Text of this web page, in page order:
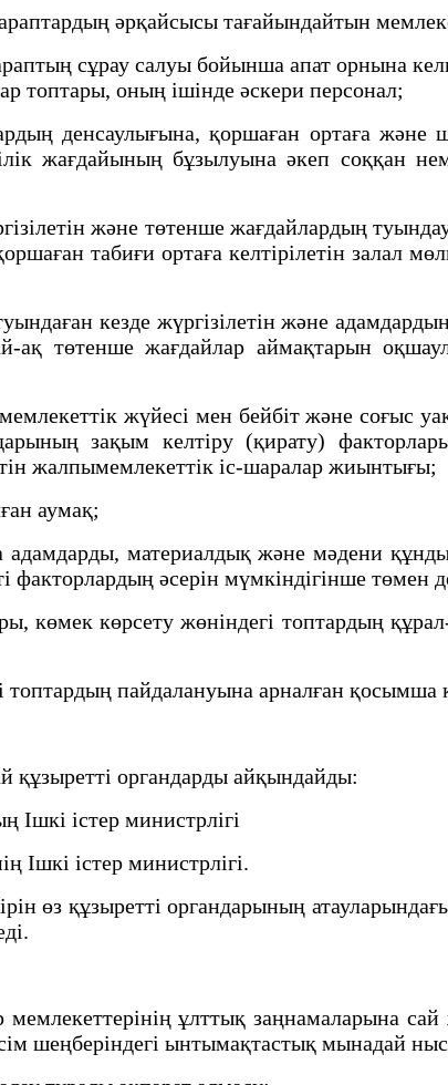
әрқайсысы тағайындайтын
сұрау салуы бойынша апат орнына
топтары, оның ішінде әскери персонал;
денсаулығына, қоршаған ортаға және
жағдайының бұзылуына әкеп соққан
және төтенше жағдайлардың
табиғи ортаға келтірілетін залал
кезде жүргізілетін және
төтенше жағдайлар аймақтарын
жүйесі мен бейбіт және соғыс
зақым келтіру (қирату)
жалпымемлекеттік іс-шаралар жиынтығы;
аумақ;
материалдық және мәдени
әсерін мүмкіндігінше төмен
көмек көрсету жөніндегі топтардың
пайдалануына арналған қосымша
құзыретті органдарды айқындайды:
істер министрлігі
істер министрлігі.
өз құзыретті органдарының
ұлттық заңнамаларына
шеңберіндегі ынтымақтастық мынадай